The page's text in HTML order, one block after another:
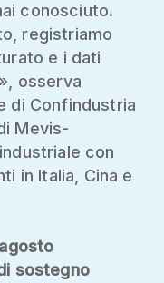
conosciuto.
registriamo
e i dati
osserva
di Confindustria
Mevis-
con
in Italia, Cina e
sostegno